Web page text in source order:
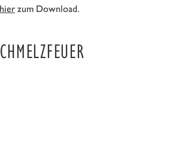
hierzum Download.